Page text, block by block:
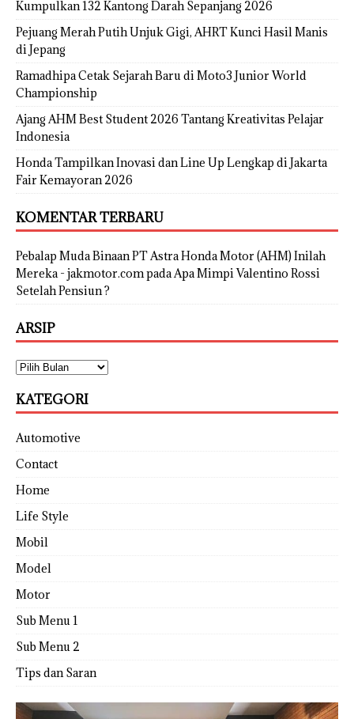
Kumpulkan 132 Kantong Darah Sepanjang 2026
Pejuang Merah Putih Unjuk Gigi, AHRT Kunci Hasil Manis
di Jepang
Ramadhipa Cetak Sejarah Baru di Moto3 Junior World
Championship
Ajang AHM Best Student 2026 Tantang Kreativitas Pelajar
Indonesia
Honda Tampilkan Inovasi dan Line Up Lengkap di Jakarta
Fair Kemayoran 2026
KOMENTAR TERBARU
Pebalap Muda Binaan PT Astra Honda Motor (AHM) Inilah
Mereka - jakmotor.compada Apa Mimpi Valentino Rossi
Setelah Pensiun ?
ARSIP
KATEGORI
Automotive
Contact
Home
Life Style
Mobil
Model
Motor
Sub Menu 1
Sub Menu 2
Tips dan Saran